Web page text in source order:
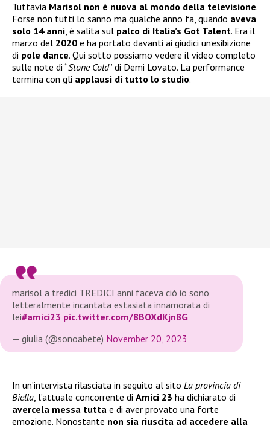
Tuttavia Marisol non è nuova al mondo della televisione.
Forse non tutti lo sanno ma qualche anno fa, quando aveva
solo 14 anni, è salita sul palco di Italia’s Got Talent. Era il
marzo del 2020 e ha portato davanti ai giudici un’esibizione
di pole dance. Qui sotto possiamo vedere il video completo
sulle note di “Stone Cold” di Demi Lovato. La performance
termina con gli applausi di tutto lo studio.
marisol a tredici TREDICI anni faceva ciò io sono
letteralmente incantata estasiata innamorata di
lei#amici23 pic.twitter.com/8BOXdKjn8G
— giulia (@sonoabete) November 20, 2023
In un’intervista rilasciata in seguito al sito La provincia di
Biella, l’attuale concorrente di Amici 23 ha dichiarato di
avercela messa tutta e di aver provato una forte
emozione. Nonostante non sia riuscita ad accedere alla